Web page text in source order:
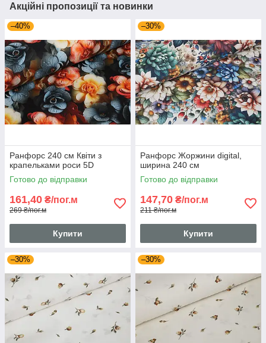
Акційні пропозиції та новинки
–40%
Ранфорс 240 см Квіти з
крапельками роси 5D
Готово до відправки
161,40 ₴/пог.м
269 ₴/пог.м
Купити
–30%
Ранфорс Жоржини digital,
ширина 240 см
Готово до відправки
147,70 ₴/пог.м
211 ₴/пог.м
Купити
–30% –30%